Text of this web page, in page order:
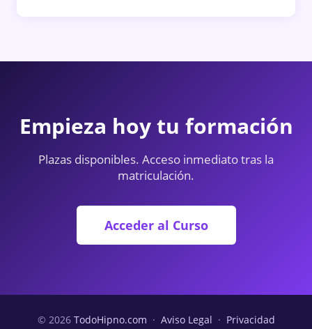
Empieza hoy tu formación
Plazas disponibles. Acceso inmediato tras la
matriculación.
Acceder al Curso
© 2026 TodoHipno.com · Aviso Legal · Privacidad